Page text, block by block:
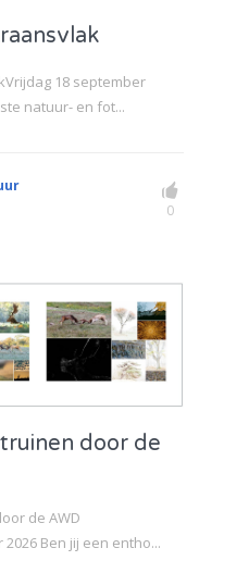
18 september
natuur- en fot...
0
door de
de AWD
Ben jij een entho...